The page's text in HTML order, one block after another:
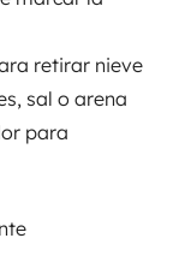
retirar nieve
sal o arena
para